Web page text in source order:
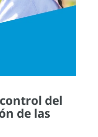
del
de las